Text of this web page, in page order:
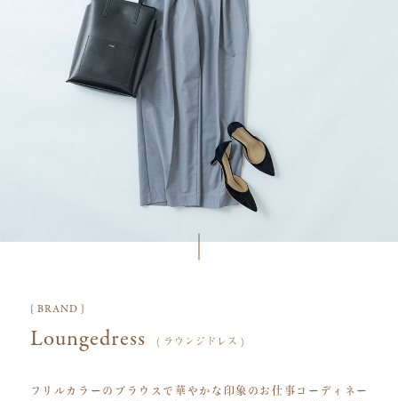
{ BRAND }
Loungedress ( ラウンジドレス )
フリルカラーのブラウスで華やかな印象のお仕事コーディネー